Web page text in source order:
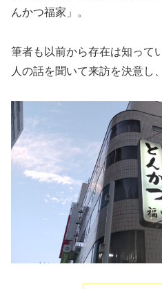
んかつ福家」。
筆者も以前から存在は知って
人の話を聞いて来訪を決意し